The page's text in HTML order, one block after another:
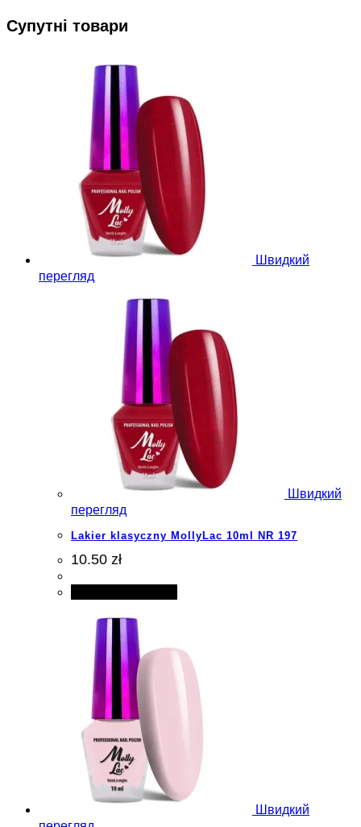
Супутні товари
Швидкий
перегляд
Швидкий
перегляд
Lakier klasyczny MollyLac 10ml NR 197
10.50 zł
Швидкий